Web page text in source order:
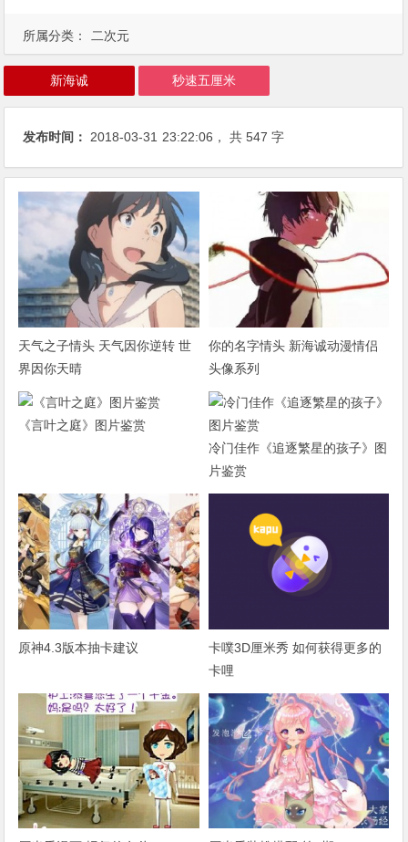
所属分类： 二次元
新海诚 秒速五厘米
发布时间： 2018-03-31 23:22:06 ， 共 547 字
天气之子情头 天气因你逆转 世
界因你天晴
你的名字情头 新海诚动漫情侣
头像系列
《言叶之庭》图片鉴赏
冷门佳作《追逐繁星的孩子》图
片鉴赏
原神4.3版本抽卡建议
卡噗3D厘米秀 如何获得更多的
卡哩